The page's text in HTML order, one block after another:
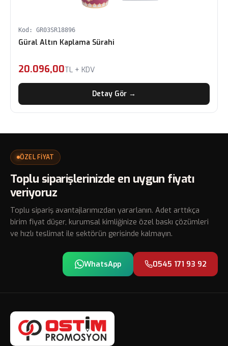
Kod: GR03SR18896
Güral Altın Kaplama Sürahi
20.096,00TL + KDV
Detay Gör →
ÖZEL FİYAT
Toplu siparişlerinizde en uygun fiyatı
veriyoruz
Toplu sipariş avantajlarımızdan yararlanın. Adet arttıkça
birim fiyat düşer, kurumsal kimliğinize özel baskı çözümleri
ve hızlı teslimat ile sektörün gerisinde kalmayın.
WhatsApp 0545 171 93 92